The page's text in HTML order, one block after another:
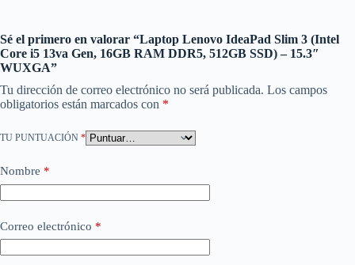
Sé el primero en valorar “Laptop Lenovo IdeaPad Slim 3 (Intel
Core i5 13va Gen, 16GB RAM DDR5, 512GB SSD) – 15.3″
WUXGA”
Tu dirección de correo electrónico no será publicada. Los campos
obligatorios están marcados con *
TU PUNTUACIÓN *
Nombre *
Correo electrónico *